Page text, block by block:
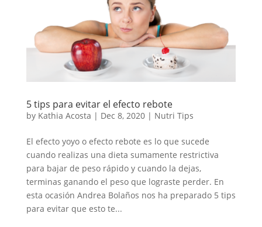
5 tips para evitar el efecto rebote
by Kathia Acosta | Dec 8, 2020| Nutri Tips
El efecto yoyo o efecto rebote es lo que sucede
cuando realizas una dieta sumamente restrictiva
para bajar de peso rápido y cuando la dejas,
terminas ganando el peso que lograste perder. En
esta ocasión Andrea Bolaños nos ha preparado 5 tips
para evitar que esto te...